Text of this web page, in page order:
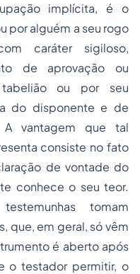
implícita, é o
por alguém a seu rogo
caráter sigiloso,
de aprovação ou
ou por seu
do disponente e de
A vantagem que tal
consiste no fato
de vontade do
conhece o seu teor.
tomam
que, em geral, só vêm
é aberto após
o testador permitir, o